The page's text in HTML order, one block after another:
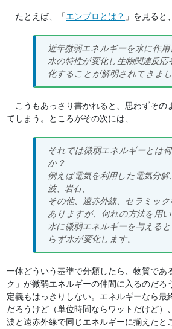
たとえば、「エンプロとは？ 」を見ると
近年微弱エネルギーを水に作用
水の特性が変化し生物関連反
化することが解明されてきま
こうもあっさり書かれると、思わずその
てしまう。ところがその次には、
それでは微弱エネルギーとは
か？
例えば電気を利用した電気分解
波、岩石、
その他、遠赤外線、セラミック
ありますが、何れの方法を用い
水に微弱エネルギーを与える
らず水が変化します。
一体どういう基準で分類したら、物質であ
ク」が微弱エネルギーの仲間に入るのだろ
定義もはっきりしない。エネルギーなら最
だろうけど（単位時間ならワットだけど）
波と遠赤外線で同じエネルギーに揃えたと